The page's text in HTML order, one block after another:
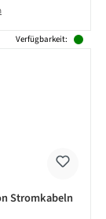
Verfügbarkeit:
Stromkabeln